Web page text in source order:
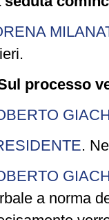
processo
.
a norma